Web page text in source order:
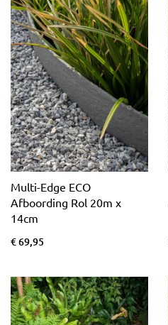
Multi-Edge ECO
Afboording Rol 20m x
14cm
€ 69,95